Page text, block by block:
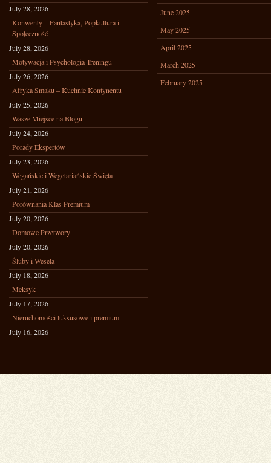
July 28, 2026
Konwenty – Fantastyka, Popkultura i
Społeczność
July 28, 2026
Motywacja i Psychologia Treningu
July 26, 2026
Afryka Smaku – Kuchnie Kontynentu
July 25, 2026
Wasze Miejsce na Blogu
July 24, 2026
Porady Ekspertów
July 23, 2026
Wegańskie i Wegetariańskie Święta
July 21, 2026
Porównania Klas Premium
July 20, 2026
Domowe Przetwory
July 20, 2026
Śluby i Wesela
July 18, 2026
Meksyk
July 17, 2026
Nieruchomości luksusowe i premium
July 16, 2026
June 2025
May 2025
April 2025
March 2025
February 2025